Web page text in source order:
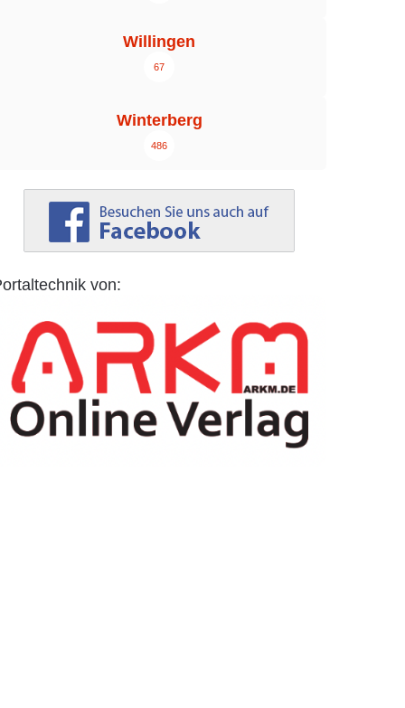
Willingen
67
Winterberg
486
von: